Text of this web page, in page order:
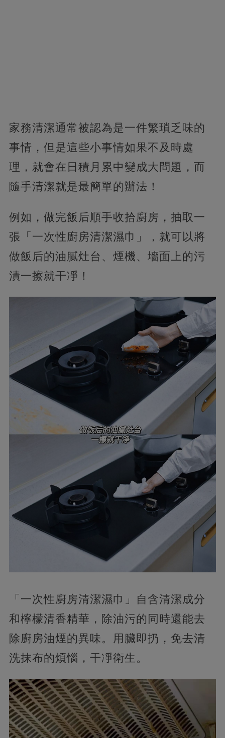
家務清潔通常被認為是一件繁瑣乏味的
事情，但是這些小事情如果不及時處
理，就會在日積月累中變成大問題，而
隨手清潔就是最簡單的辦法！
例如，做完飯后順手收拾廚房，抽取一
張「一次性廚房清潔濕巾」，就可以將
做飯后的油膩灶台、煙機、墻面上的污
漬一擦就干凈！
「一次性廚房清潔濕巾」自含清潔成分
和檸檬清香精華，除油污的同時還能去
除廚房油煙的異味。用臟即扔，免去清
洗抹布的煩惱，干凈衛生。